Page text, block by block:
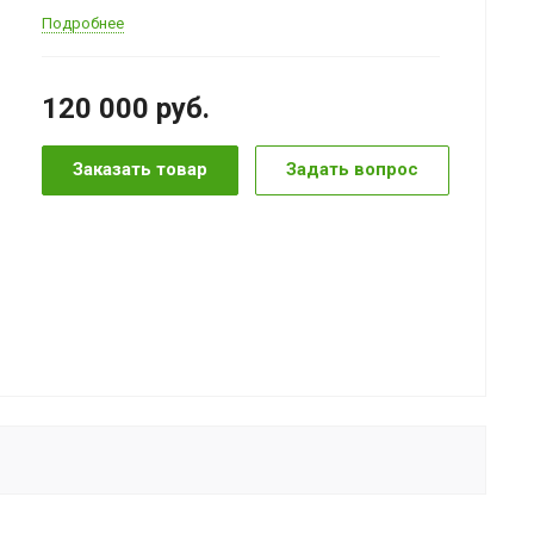
Подробнее
120 000 руб.
Заказать товар Задать вопрос